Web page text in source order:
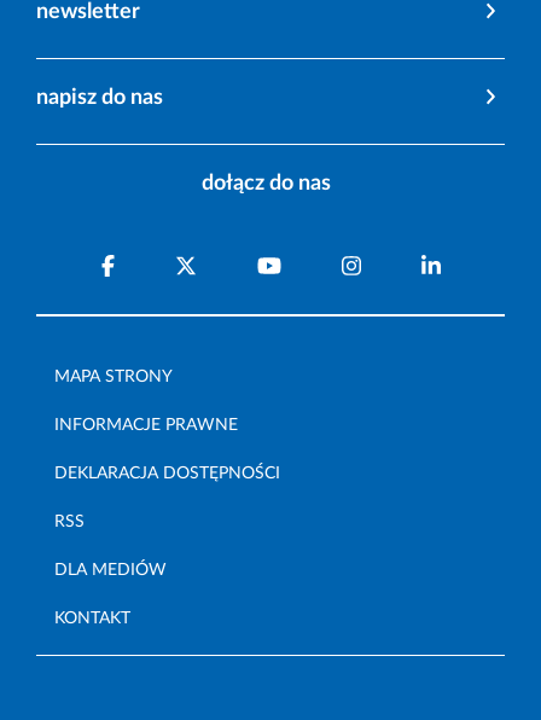
newsletter
napisz do nas
dołącz do nas
MAPA STRONY
INFORMACJE PRAWNE
DEKLARACJA DOSTĘPNOŚCI
RSS
DLA MEDIÓW
KONTAKT